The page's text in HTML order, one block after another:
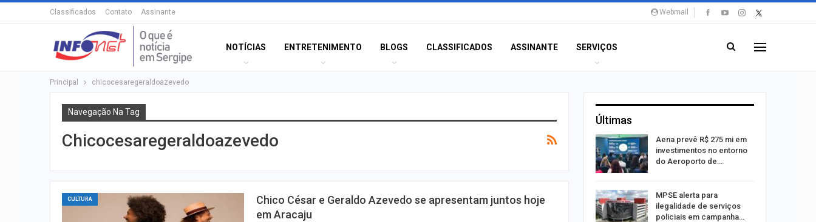
Webmail
Classificados Contato Assinante
NOTÍCIAS ENTRETENIMENTO BLOGS CLASSIFICADOS ASSINANTE SERVIÇOS
Principal chicocesaregeraldoazevedo
Navegação Na Tag
Chicocesaregeraldoazevedo
CULTURA
Chico César e Geraldo Azevedo se apresentam juntos hoje
em Aracaju
Últimas
Champagne: Uma Viagem
A Fabulosa Maquina do
Tempo
Aena prevê R$ 275 mi em
investimentos no entorno
do Aeroporto de…
MPSE alerta para
ilegalidade de serviços
policiais em campanha…